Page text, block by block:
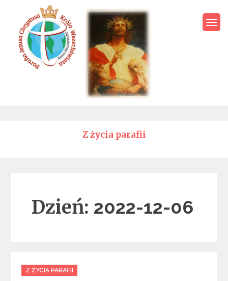
content
Parafia Jezusa Chrystusa
Króla Wszechświata – Rawa
Z życia parafii
Dzień: 2022-12-06
Categories
Z ŻYCIA PARAFII